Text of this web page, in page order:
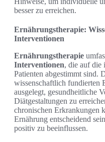
besser zu erreichen.
Ernährungstherapie:
Interventionen
Ernährungstherapie
Interventionen, die auf die
Patienten abgestimmt sind.
wissenschaftlich fundierten
ausgelegt, gesundheitliche
Diätgestaltungen zu
chronischen Erkrankungen
Ernährung entscheidend
positiv zu beeinflussen.